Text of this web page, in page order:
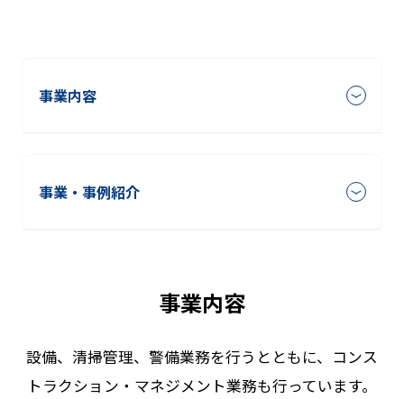
事業内容
事業・事例紹介
事業内容
設備、清掃管理、警備業務を行うとともに、コンス
トラクション・マネジメント業務も行っています。